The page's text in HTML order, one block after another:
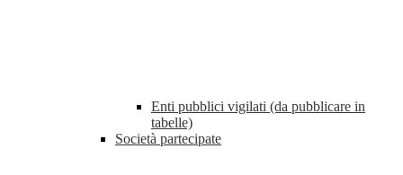
Enti pubblici vigilati (da pubblicare in
tabelle)
Società partecipate